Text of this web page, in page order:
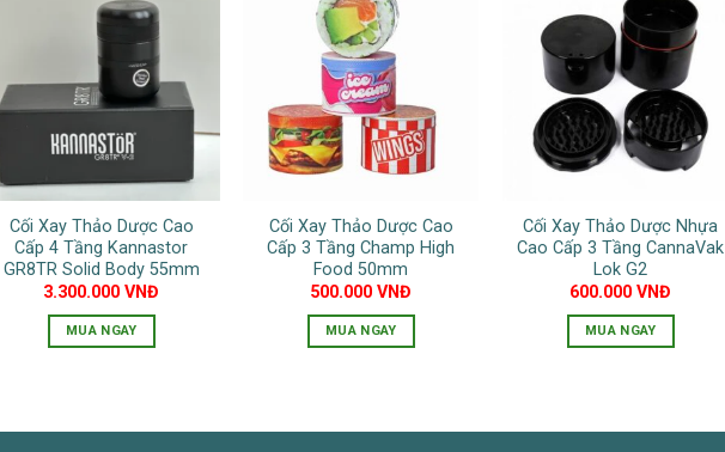
Cối Xay Thảo Dược Cao
Cấp 4 Tầng Kannastor
GR8TR Solid Body 55mm
3.300.000VNĐ
MUA NGAY
Cối Xay Thảo Dược Cao
Cấp 3 Tầng Champ High
Food 50mm
500.000VNĐ
MUA NGAY
Cối Xay Thảo Dược Nhựa
Cao Cấp 3 Tầng CannaVak
Lok G2
600.000VNĐ
MUA NGAY